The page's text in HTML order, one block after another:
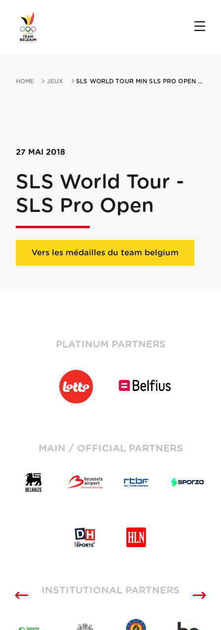
HOME JEUX SLS WORLD TOUR MIN SLS PRO OPEN 27052018 LONDON
27 MAI 2018
SLS World Tour -
SLS Pro Open
Vers les médailles du team belgium
PLATINUM PARTNERS
MAIN / OFFICIAL PARTNERS
SUPPLIERS
INSTITUTIONAL PARTNERS